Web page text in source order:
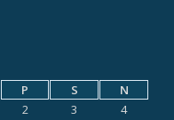
P S
N
2 3
4